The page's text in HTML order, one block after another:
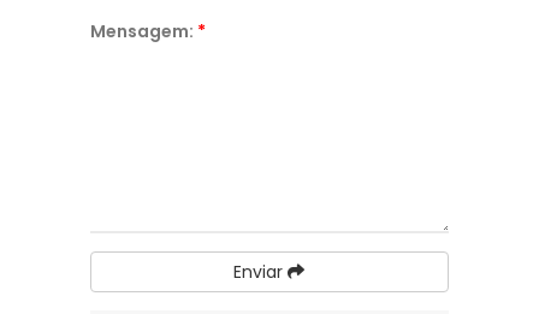
Mensagem: *
Enviar